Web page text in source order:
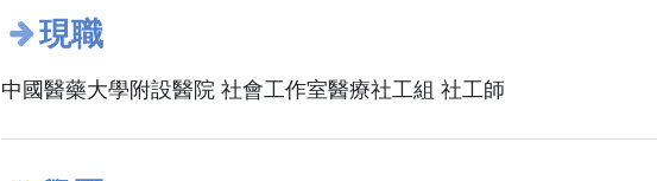
現職
中國醫藥大學附設醫院 社會工作室醫療社工組 社工師